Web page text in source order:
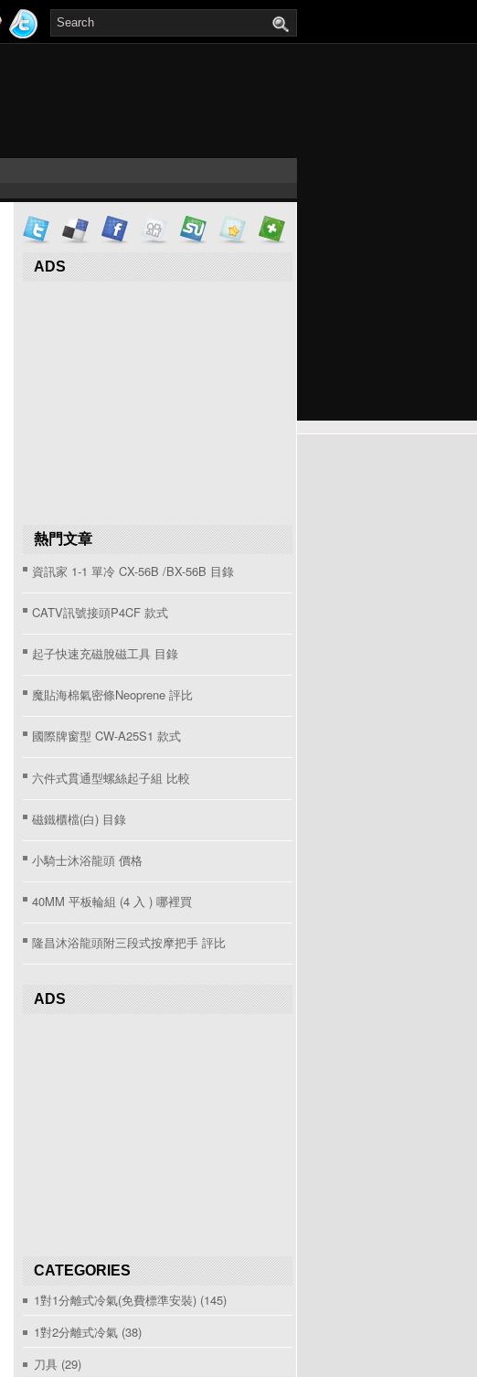
ADS
熱門文章
資訊家 1-1 單冷 CX-56B /BX-56B 目錄
CATV訊號接頭P4CF 款式
起子快速充磁脫磁工具 目錄
魔貼海棉氣密條Neoprene 評比
國際牌窗型 CW-A25S1 款式
六件式貫通型螺絲起子組 比較
磁鐵櫃檔(白) 目錄
小騎士沐浴龍頭 價格
40MM 平板輪組 (4 入 ) 哪裡買
隆昌沐浴龍頭附三段式按摩把手 評比
ADS
CATEGORIES
1對1分離式冷氣(免費標準安裝) (145)
1對2分離式冷氣 (38)
刀具 (29)